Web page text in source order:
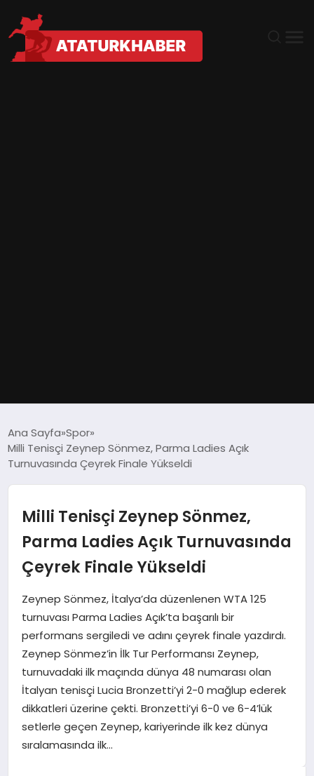
MAGAZIN
SAĞLIK
SIYASET
SPOR
TEKNOLOJI
YAŞAM
Ana Sayfa Spor
Milli Tenisçi Zeynep Sönmez, Parma Ladies Açık
Turnuvasında Çeyrek Finale Yükseldi
Milli Tenisçi Zeynep Sönmez,
Parma Ladies Açık Turnuvasında
Çeyrek Finale Yükseldi
Zeynep Sönmez, İtalya’da düzenlenen WTA 125
turnuvası Parma Ladies Açık’ta başarılı bir
performans sergiledi ve adını çeyrek finale yazdırdı.
Zeynep Sönmez’in İlk Tur Performansı Zeynep,
turnuvadaki ilk maçında dünya 48 numarası olan
İtalyan tenisçi Lucia Bronzetti’yi 2-0 mağlup ederek
dikkatleri üzerine çekti. Bronzetti’yi 6-0 ve 6-4’lük
setlerle geçen Zeynep, kariyerinde ilk kez dünya
sıralamasında ilk…